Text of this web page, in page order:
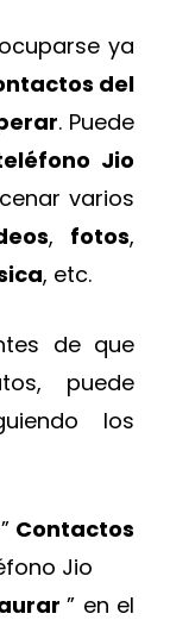
ya
del
. Puede
Jio
varios
, fotos,
, etc.
de que
puede
los
Contactos
Jio
” en el